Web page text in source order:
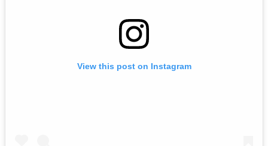
View this post on Instagram